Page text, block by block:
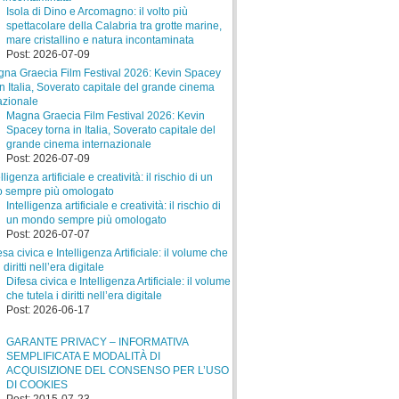
Isola di Dino e Arcomagno: il volto più
spettacolare della Calabria tra grotte marine,
mare cristallino e natura incontaminata
Post: 2026-07-09
Magna Graecia Film Festival 2026: Kevin
Spacey torna in Italia, Soverato capitale del
grande cinema internazionale
Post: 2026-07-09
Intelligenza artificiale e creatività: il rischio di
un mondo sempre più omologato
Post: 2026-07-07
Difesa civica e Intelligenza Artificiale: il volume
che tutela i diritti nell’era digitale
Post: 2026-06-17
GARANTE PRIVACY – INFORMATIVA
SEMPLIFICATA E MODALITÀ DI
ACQUISIZIONE DEL CONSENSO PER L’USO
DI COOKIES